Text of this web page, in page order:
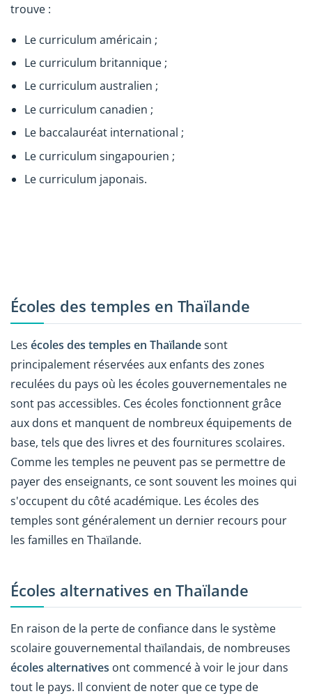
trouve :
Le curriculum américain ;
Le curriculum britannique ;
Le curriculum australien ;
Le curriculum canadien ;
Le baccalauréat international ;
Le curriculum singapourien ;
Le curriculum japonais.
Écoles des temples en Thaïlande
Les écoles des temples en Thaïlandesont
principalement réservées aux enfants des zones
reculées du pays où les écoles gouvernementales ne
sont pas accessibles. Ces écoles fonctionnent grâce
aux dons et manquent de nombreux équipements de
base, tels que des livres et des fournitures scolaires.
Comme les temples ne peuvent pas se permettre de
payer des enseignants, ce sont souvent les moines qui
s'occupent du côté académique. Les écoles des
temples sont généralement un dernier recours pour
les familles en Thaïlande.
Écoles alternatives en Thaïlande
En raison de la perte de confiance dans le système
scolaire gouvernemental thaïlandais, de nombreuses
écoles alternatives ont commencé à voir le jour dans
tout le pays. Il convient de noter que ce type de